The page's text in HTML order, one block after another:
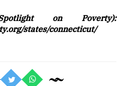
on Poverty):
states/connecticut/